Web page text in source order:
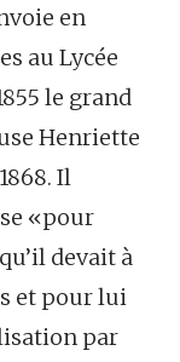
en
au Lycée
le grand
Henriette
Il
«pour
devait à
et pour lui
par